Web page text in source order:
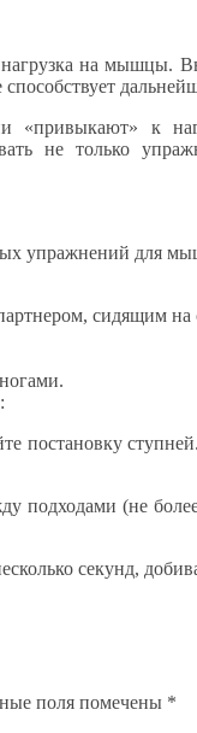
на мышцы.
к
не только
упражнений для
сидящим на
постановку
подходами (не
секунд,
поля помечены *